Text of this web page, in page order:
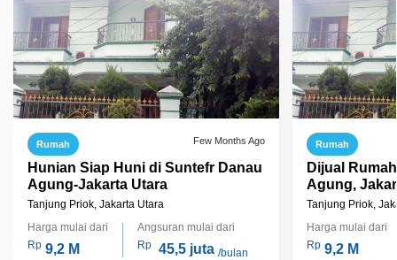
Rumah Few Months Ago
Hunian Siap Huni di Suntefr Danau
Agung-Jakarta Utara
Tanjung Priok, Jakarta Utara
Harga mulai dari
Rp 9,2 M
Angsuran mulai dari
Rp 45,5 juta /bulan
Rumah
Dijual
Agung,
Tanjung Priok,
Harga mulai dari
Rp 9,2 M